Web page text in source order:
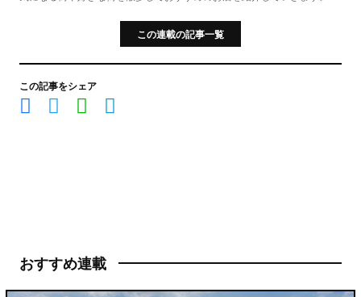
この連載の記事一覧
この記事をシェア
おすすめ連載